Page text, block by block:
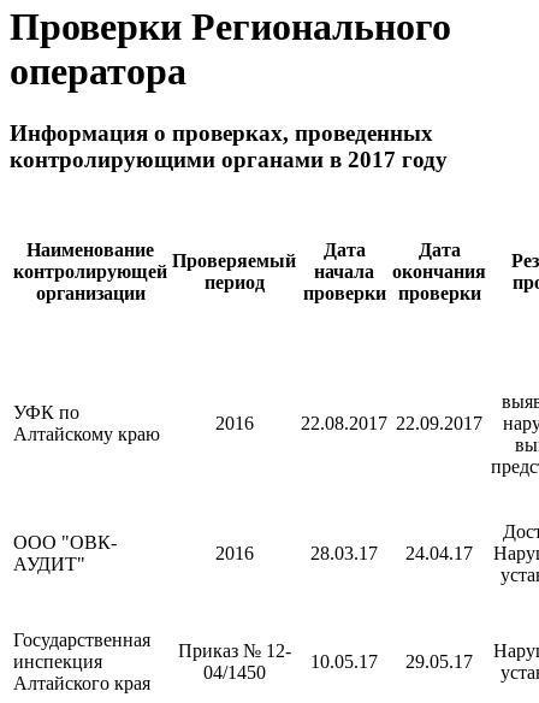
Проверки Регионального
оператора
Информация о проверках, проведенных
контролирующими органами в 2017 году
Наименование
контролирующей
организации
Проверяемый
период
Дата
начала
проверки
Дата
окончания
проверки
УФК по
Алтайскому краю
2016 22.08.2017 22.09.2017
ООО "ОВК-
АУДИТ"
2016 28.03.17 24.04.17
Государственная
инспекция
Алтайского края
Приказ № 12-
04/1450
10.05.17 29.05.17